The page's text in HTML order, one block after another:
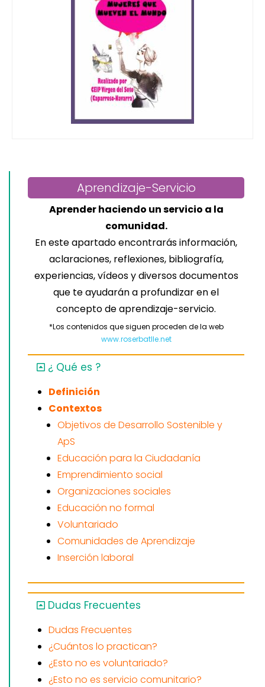
Aprendizaje-Servicio
Aprender haciendo un servicio a la
comunidad.
En este apartado encontrarás información,
aclaraciones, reflexiones, bibliografía,
experiencias, vídeos y diversos documentos
que te ayudarán a profundizar en el
concepto de aprendizaje-servicio.
*Los contenidos que siguen proceden de la web
www.roserbatlle.net
¿ Qué es ?
Definición
Contextos
Objetivos de Desarrollo Sostenible y
ApS
Educación para la Ciudadanía
Emprendimiento social
Organizaciones sociales
Educación no formal
Voluntariado
Comunidades de Aprendizaje
Inserción laboral
Dudas Frecuentes
Dudas Frecuentes
¿Cuántos lo practican?
¿Esto no es voluntariado?
¿Esto no es servicio comunitario?